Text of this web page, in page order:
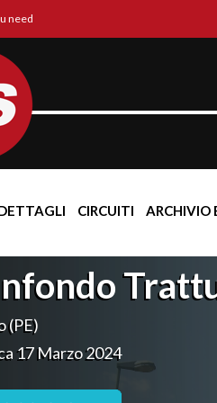
need
CIRCUITI ARCHIVIO
(PE)
17 Marzo 2024